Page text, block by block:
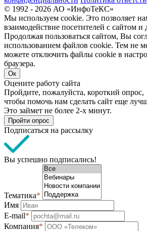
© 1992 - 2026 АО «ИнфоТеКС»
Мы используем cookie. Это позволяет
взаимодействие посетителей с сайтом и
Продолжая пользоваться сайтом, Вы
использованием файлов cookie. Тем не
можете отключить файлы cookie в
браузера.
Ок
Оцените работу сайта
Пройдите, пожалуйста, короткий опрос,
чтобы помочь нам сделать сайт еще
Это займет не более 2-х минут.
Пройти опрос
Подписаться на рассылку
Вы успешно подписались!
Тематика*
Имя
E-mail*
Компания*